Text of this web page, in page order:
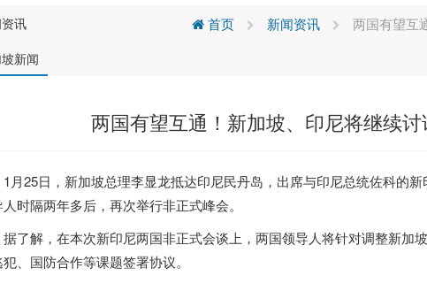
讯
新闻
首页 新闻资讯 两国有望互
两国有望互通！新加坡、印尼将继续
1月25日， 新加坡总理李显龙抵达印尼民丹岛，出席与印尼总统佐科的
时隔两年多后，再次举行非正式峰会。
据了解，在本次新印尼两国非正式会谈上，两国领导人将针对调整新加坡
、国防合作等课题签署协议。